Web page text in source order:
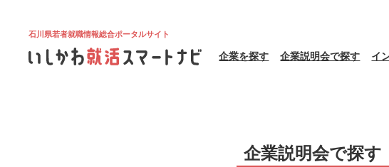
石川県若者就職情報総合ポータルサイト
企業を探す 企業説明会で探す イ
企業説明会で探す